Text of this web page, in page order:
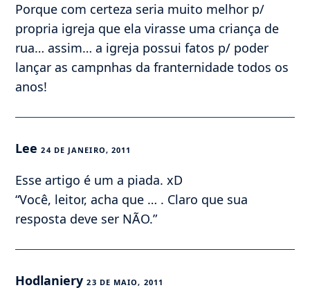
Porque com certeza seria muito melhor p/
propria igreja que ela virasse uma criança de
rua… assim… a igreja possui fatos p/ poder
lançar as campnhas da franternidade todos os
anos!
Lee24 DE JANEIRO, 2011
Esse artigo é um a piada. xD
“Você, leitor, acha que … . Claro que sua
resposta deve ser NÃO.”
Hodlaniery23 DE MAIO, 2011